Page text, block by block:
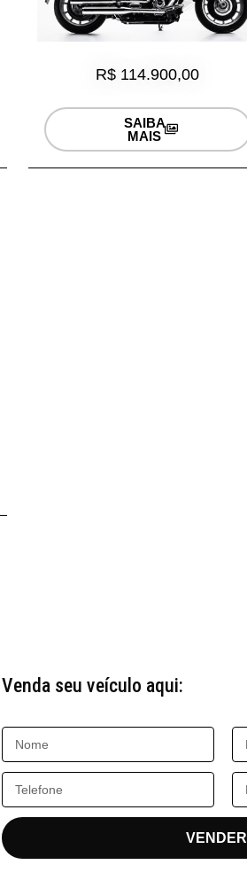
R$ 114.900,00
SAIBA
MAIS
Venda seu veículo aqui:
VENDER